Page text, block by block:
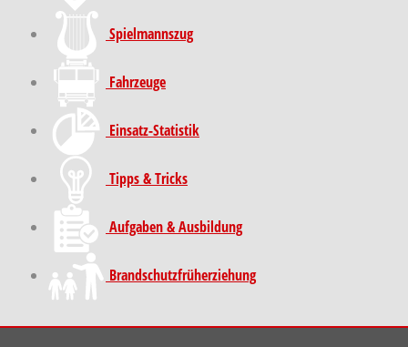
Spielmannszug
Fahrzeuge
Einsatz-Statistik
Tipps & Tricks
Aufgaben & Ausbildung
Brand­schutz­früh­erziehung